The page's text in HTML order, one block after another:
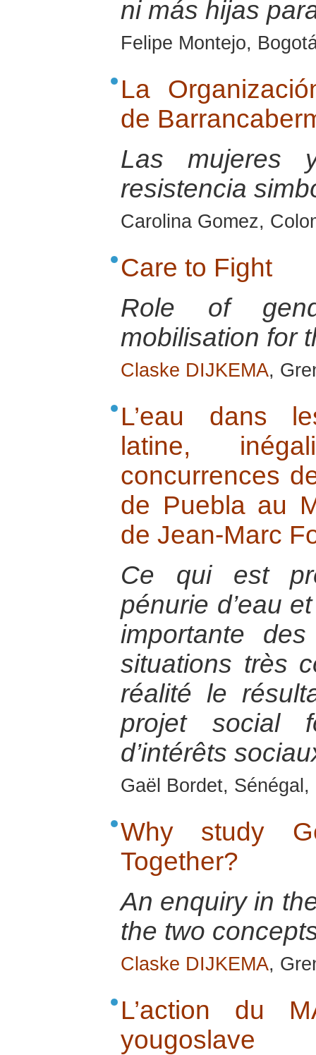
ni más hijas
Felipe Montejo,
La
de
Las mujeres
resistencia
Carolina Gomez,
Care to Fight
Role of
mobilisation for
Claske DIJKEMA,
L’eau dans
latine,
concurrences
de Puebla au
de Jean-Marc
Ce qui est
pénurie d’eau
importante
situations très
réalité le
projet
d’intérêts
Gaël Bordet,
Why study
Together?
An enquiry in
the two
Claske DIJKEMA,
L’action du
yougoslave